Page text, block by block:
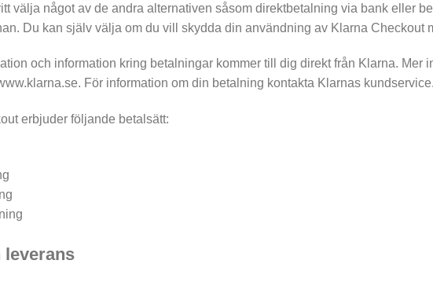
välja något av de andra alternativen såsom direktbetalning via bank eller
Du kan själv välja om du vill skydda din användning av Klarna Checkout
och information kring betalningar kommer till dig direkt från Klarna. Mer
För information om din betalning kontakta Klarnas kundservice.
erbjuder följande betalsätt:
leverans